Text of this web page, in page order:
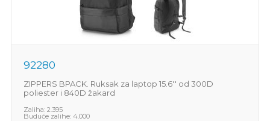
92280
ZIPPERS BPACK. Ruksak za laptop 15.6'' od 300D
poliester i 840D žakard
Zaliha: 2.395
Buduće zalihe: 4.000